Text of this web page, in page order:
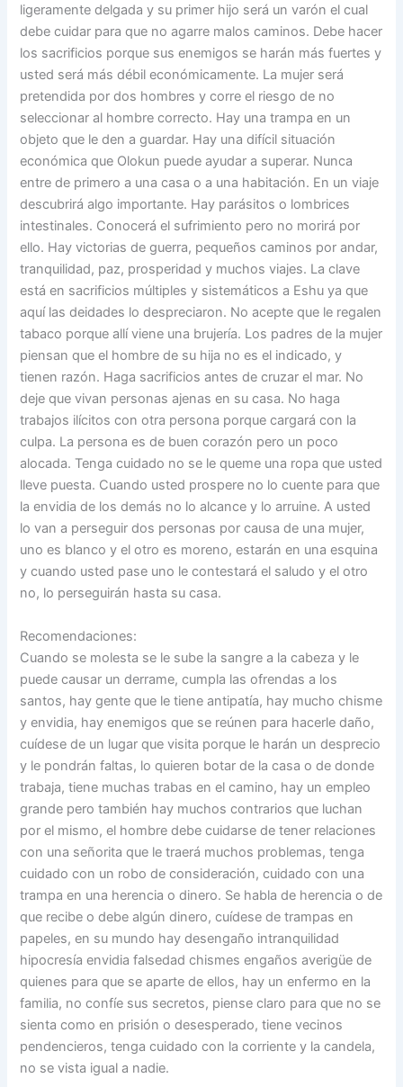
ligeramente delgada y su primer hijo será un varón el cual
debe cuidar para que no agarre malos caminos. Debe hacer
los sacrificios porque sus enemigos se harán más fuertes y
usted será más débil económicamente. La mujer será
pretendida por dos hombres y corre el riesgo de no
seleccionar al hombre correcto. Hay una trampa en un
objeto que le den a guardar. Hay una difícil situación
económica que Olokun puede ayudar a superar. Nunca
entre de primero a una casa o a una habitación. En un viaje
descubrirá algo importante. Hay parásitos o lombrices
intestinales. Conocerá el sufrimiento pero no morirá por
ello. Hay victorias de guerra, pequeños caminos por andar,
tranquilidad, paz, prosperidad y muchos viajes. La clave
está en sacrificios múltiples y sistemáticos a Eshu ya que
aquí las deidades lo despreciaron. No acepte que le regalen
tabaco porque allí viene una brujería. Los padres de la mujer
piensan que el hombre de su hija no es el indicado, y
tienen razón. Haga sacrificios antes de cruzar el mar. No
deje que vivan personas ajenas en su casa. No haga
trabajos ilícitos con otra persona porque cargará con la
culpa. La persona es de buen corazón pero un poco
alocada. Tenga cuidado no se le queme una ropa que usted
lleve puesta. Cuando usted prospere no lo cuente para que
la envidia de los demás no lo alcance y lo arruine. A usted
lo van a perseguir dos personas por causa de una mujer,
uno es blanco y el otro es moreno, estarán en una esquina
y cuando usted pase uno le contestará el saludo y el otro
no, lo perseguirán hasta su casa.
Recomendaciones:
Cuando se molesta se le sube la sangre a la cabeza y le
puede causar un derrame, cumpla las ofrendas a los
santos, hay gente que le tiene antipatía, hay mucho chisme
y envidia, hay enemigos que se reúnen para hacerle daño,
cuídese de un lugar que visita porque le harán un desprecio
y le pondrán faltas, lo quieren botar de la casa o de donde
trabaja, tiene muchas trabas en el camino, hay un empleo
grande pero también hay muchos contrarios que luchan
por el mismo, el hombre debe cuidarse de tener relaciones
con una señorita que le traerá muchos problemas, tenga
cuidado con un robo de consideración, cuidado con una
trampa en una herencia o dinero. Se habla de herencia o de
que recibe o debe algún dinero, cuídese de trampas en
papeles, en su mundo hay desengaño intranquilidad
hipocresía envidia falsedad chismes engaños averigüe de
quienes para que se aparte de ellos, hay un enfermo en la
familia, no confíe sus secretos, piense claro para que no se
sienta como en prisión o desesperado, tiene vecinos
pendencieros, tenga cuidado con la corriente y la candela,
no se vista igual a nadie.